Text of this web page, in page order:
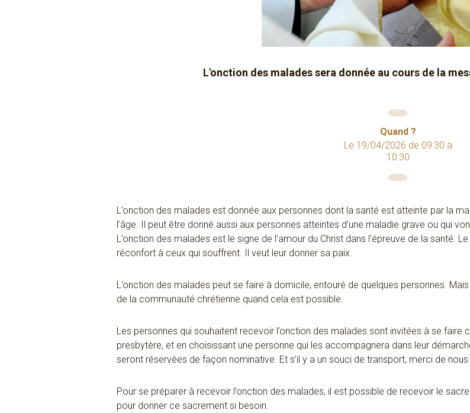
L'onction des malades sera donnée au cours de la
Quand ?
Le 19/04/2026 de 09:30 à
10:30
L’onction des malades est donnée aux personnes dont la santé est atteinte par la
l’âge. Il peut être donné aussi aux personnes atteintes d’une maladie grave ou qui
L’onction des malades est le signe de l’amour du Christ dans l’épreuve de la santé.
réconfort à ceux qui souffrent. Il veut leur donner sa paix.
L’onction des malades peut se faire à domicile, entouré de quelques personnes.
de la communauté chrétienne quand cela est possible.
Les personnes qui souhaitent recevoir l’onction des malades sont invitées à se faire
presbytère, et en choisissant une personne qui les accompagnera dans leur
seront réservées de façon nominative. Et s’il y a un souci de transport, merci de
Pour se préparer à recevoir l’onction des malades, il est possible de recevoir le
pour donner ce sacrement si besoin.